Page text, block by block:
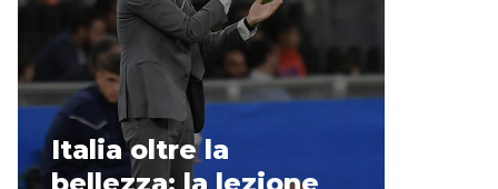
Italia oltre la